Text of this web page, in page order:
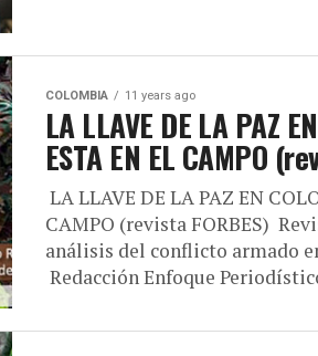
COLOMBIA 11 years ago
LA LLAVE DE LA PAZ
ESTA EN EL CAMPO
LA LLAVE DE LA PAZ EN
CAMPO (revista FORBES)
análisis del conflicto armado
Redacción Enfoque